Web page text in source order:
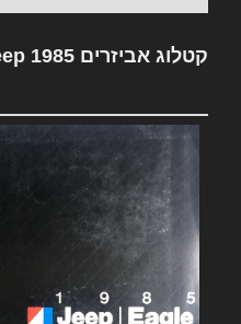
קטלוג אביזרים Jeep 1985